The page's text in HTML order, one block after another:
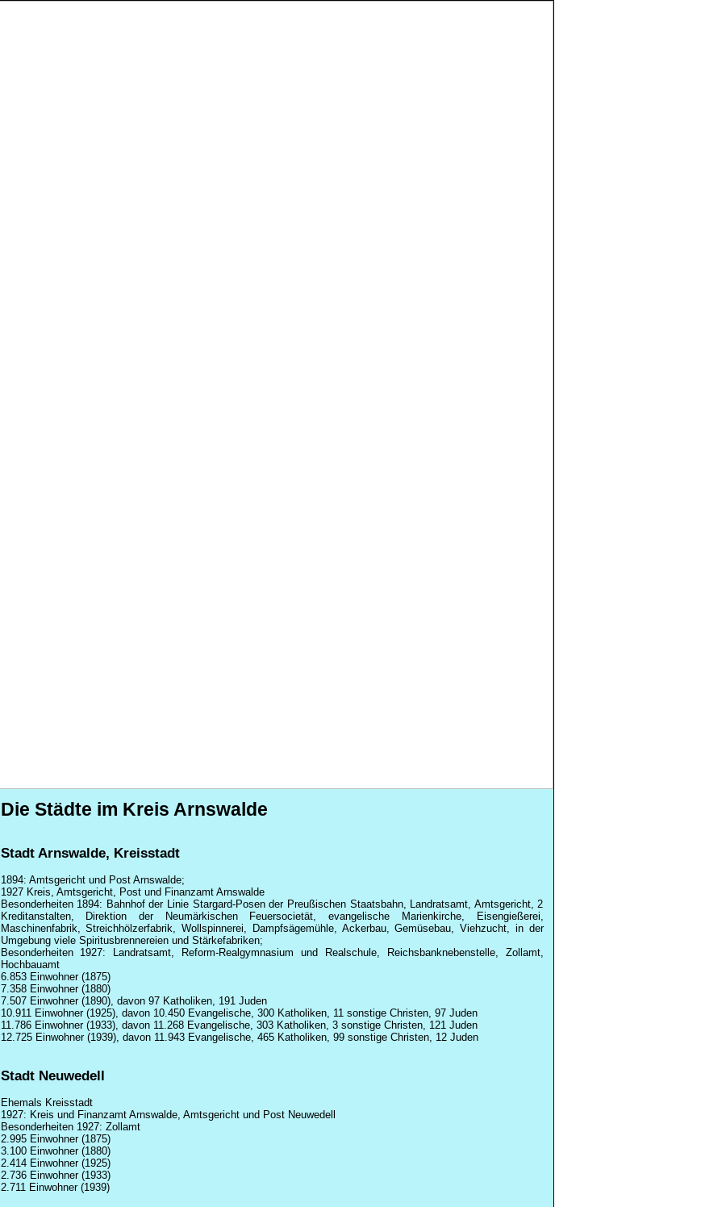
Die Städte im Kreis Arnswalde
Stadt Arnswalde, Kreisstadt
1894: Amtsgericht und Post Arnswalde;
1927 Kreis, Amtsgericht, Post und Finanzamt Arnswalde
Besonderheiten 1894: Bahnhof der Linie Stargard-Posen der Preußischen Staatsbahn, Landratsamt, Amtsgericht, 2
Kreditanstalten, Direktion der Neumärkischen Feuersocietät, evangelische Marienkirche, Eisengießerei,
Maschinenfabrik, Streichhölzerfabrik, Wollspinnerei, Dampfsägemühle, Ackerbau, Gemüsebau, Viehzucht, in der
Umgebung viele Spiritusbrennereien und Stärkefabriken;
Besonderheiten 1927: Landratsamt, Reform-Realgymnasium und Realschule, Reichsbanknebenstelle, Zollamt,
Hochbauamt
6.853 Einwohner (1875)
7.358 Einwohner (1880)
7.507 Einwohner (1890), davon 97 Katholiken, 191 Juden
10.911 Einwohner (1925), davon 10.450 Evangelische, 300 Katholiken, 11 sonstige Christen, 97 Juden
11.786 Einwohner (1933), davon 11.268 Evangelische, 303 Katholiken, 3 sonstige Christen, 121 Juden
12.725 Einwohner (1939), davon 11.943 Evangelische, 465 Katholiken, 99 sonstige Christen, 12 Juden
Stadt Neuwedell
Ehemals Kreisstadt
1927: Kreis und Finanzamt Arnswalde, Amtsgericht und Post Neuwedell
Besonderheiten 1927: Zollamt
2.995 Einwohner (1875)
3.100 Einwohner (1880)
2.414 Einwohner (1925)
2.736 Einwohner (1933)
2.711 Einwohner (1939)